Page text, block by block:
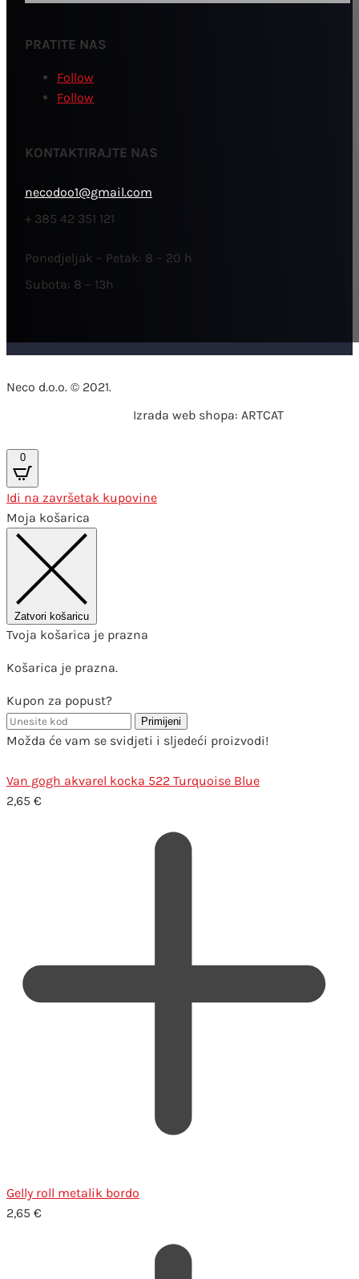
PRATITE NAS
Follow
Follow
KONTAKTIRAJTE NAS
necodoo1@gmail.com
+ 385 42 351 121
Ponedjeljak – Petak: 8 – 20 h
Subota: 8 – 13h
Neco d.o.o. © 2021.
Izrada web shopa: ARTCAT
0
Idi na završetak kupovine
Moja košarica
Zatvori košaricu
Tvoja košarica je prazna
Košarica je prazna.
Kupon za popust?
Primijeni
Možda će vam se svidjeti i sljedeći proizvodi!
Van gogh akvarel kocka 522 Turquoise Blue
2,65 €
Gelly roll metalik bordo
2,65 €